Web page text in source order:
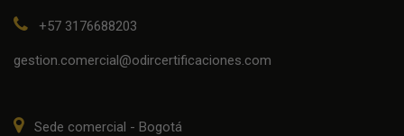
+57 3176688203
gestion.comercial@odircertificaciones.com
Sede comercial - Bogotá